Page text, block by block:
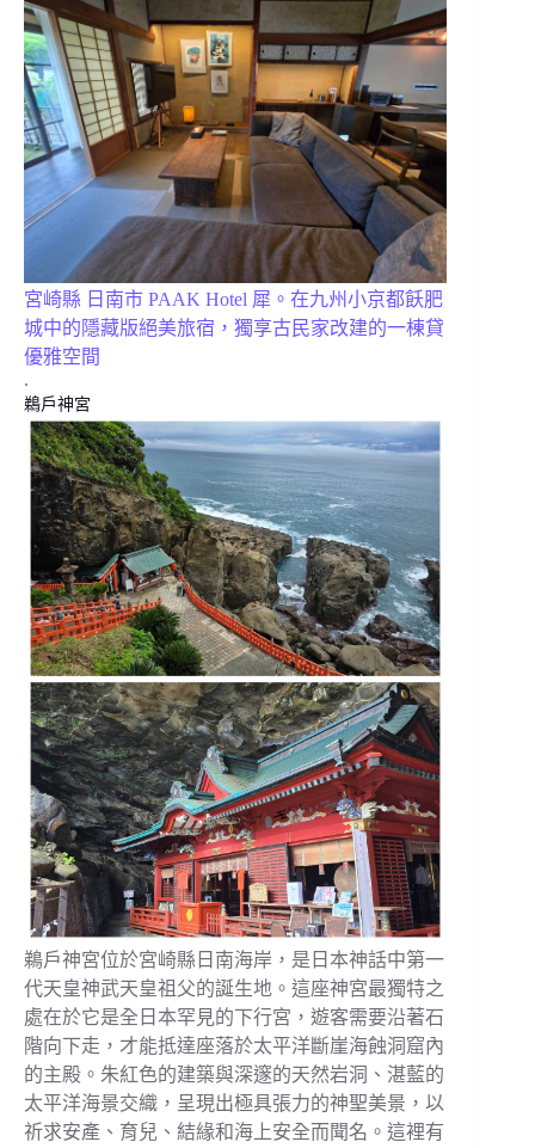
宮崎縣 日南市 PAAK Hotel 犀。在九州小京都飫肥
城中的隱藏版絕美旅宿，獨享古民家改建的一棟貸
優雅空間
.
鵜戶神宮
鵜戶神宮位於宮崎縣日南海岸，是日本神話中第一
代天皇神武天皇祖父的誕生地。這座神宮最獨特之
處在於它是全日本罕見的下行宮，遊客需要沿著石
階向下走，才能抵達座落於太平洋斷崖海蝕洞窟內
的主殿。朱紅色的建築與深邃的天然岩洞、湛藍的
太平洋海景交織，呈現出極具張力的神聖美景，以
祈求安產、育兒、結緣和海上安全而聞名。這裡有